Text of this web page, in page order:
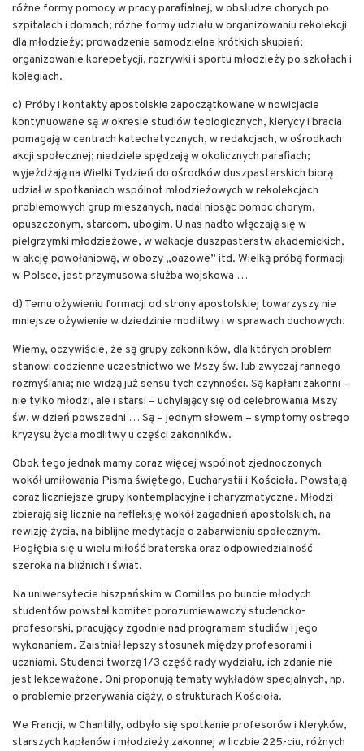
różne formy pomocy w pracy parafialnej, w obsłudze chorych po
szpitalach i domach; różne formy udziału w organizowaniu rekolekcji
dla młodzieży; prowadzenie samodzielne krótkich skupień;
organizowanie korepetycji, rozrywki i sportu młodzieży po szkołach i
kolegiach.
c) Próby i kontakty apostolskie zapoczątkowane w nowicjacie
kontynuowane są w okresie studiów teologicznych, klerycy i bracia
pomagają w centrach katechetycznych, w redakcjach, w ośrodkach
akcji społecznej; niedziele spędzają w okolicznych parafiach;
wyjeżdżają na Wielki Tydzień do ośrodków duszpasterskich biorą
udział w spotkaniach wspólnot młodzieżowych w rekolekcjach
problemowych grup mieszanych, nadal niosąc pomoc chorym,
opuszczonym, starcom, ubogim. U nas nadto włączają się w
pielgrzymki młodzieżowe, w wakacje duszpasterstw akademickich,
w akcję powołaniową, w obozy „oazowe” itd. Wielką próbą formacji
w Polsce, jest przymusowa służba wojskowa …
d) Temu ożywieniu formacji od strony apostolskiej towarzyszy nie
mniejsze ożywienie w dziedzinie modlitwy i w sprawach duchowych.
Wiemy, oczywiście, że są grupy zakonników, dla których problem
stanowi codzienne uczestnictwo we Mszy św. lub zwyczaj rannego
rozmyślania; nie widzą już sensu tych czynności. Są kapłani zakonni –
nie tylko młodzi, ale i starsi – uchylający się od celebrowania Mszy
św. w dzień powszedni … Są – jednym słowem – symptomy ostrego
kryzysu życia modlitwy u części zakonników.
Obok tego jednak mamy coraz więcej wspólnot zjednoczonych
wokół umiłowania Pisma świętego, Eucharystii i Kościoła. Powstają
coraz liczniejsze grupy kontemplacyjne i charyzmatyczne. Młodzi
zbierają się licznie na refleksję wokół zagadnień apostolskich, na
rewizję życia, na biblijne medytacje o zabarwieniu społecznym.
Pogłębia się u wielu miłość braterska oraz odpowiedzialność
szeroka na bliźnich i świat.
Na uniwersytecie hiszpańskim w Comillas po buncie młodych
studentów powstał komitet porozumiewawczy studencko-
profesorski, pracujący zgodnie nad programem studiów i jego
wykonaniem. Zaistniał lepszy stosunek między profesorami i
uczniami. Studenci tworzą 1/3 część rady wydziału, ich zdanie nie
jest lekceważone. Oni proponują tematy wykładów specjalnych, np.
o problemie przerywania ciąży, o strukturach Kościoła.
We Francji, w Chantilly, odbyło się spotkanie profesorów i kleryków,
starszych kapłanów i młodzieży zakonnej w liczbie 225-ciu, różnych